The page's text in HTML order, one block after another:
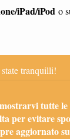
iPad/iPod o
tranquilli!
tutte
per evitare
aggiornato